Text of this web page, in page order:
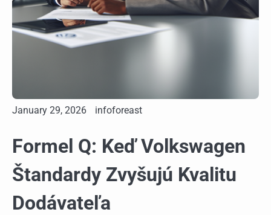
January 29, 2026 infoforeast
Formel Q: Keď Volkswagen
Štandardy Zvyšujú Kvalitu
Dodávateľa